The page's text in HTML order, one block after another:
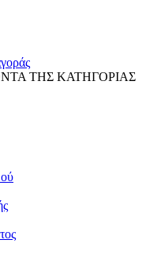
ΤΗΣ ΚΑΤΗΓΟΡΙΑΣ